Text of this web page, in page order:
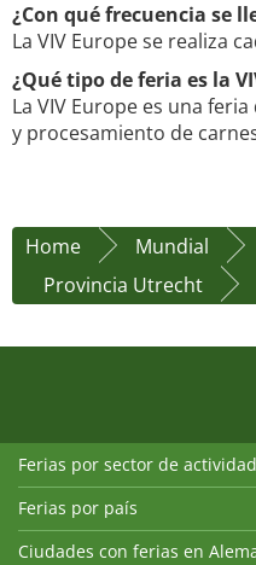
¿Con qué frecuencia se
La VIV Europe se realiza
¿Qué tipo de feria es la
La VIV Europe es una
y procesamiento de
Home Mundial
Provincia Utrecht
Ferias por sector de actividad
Ferias por país
Ciudades con ferias en